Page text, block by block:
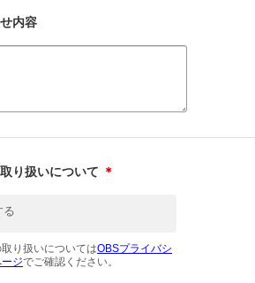
内容
り扱いについて ＊
る
り扱いについてはOBSプライバシ
ジでご確認ください。